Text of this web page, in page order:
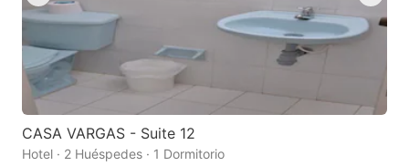
CASA VARGAS - Suite 12
Hotel · 2 Huéspedes · 1 Dormitorio